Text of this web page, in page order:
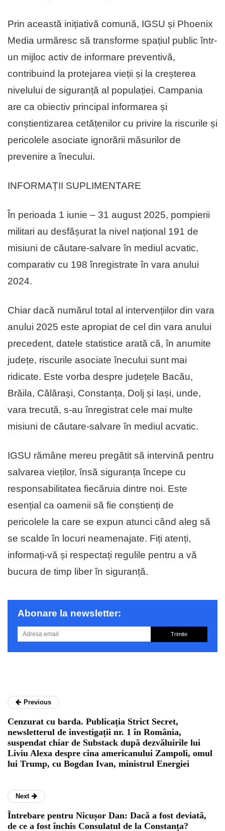
Prin această inițiativă comună, IGSU și Phoenix
Media urmăresc să transforme spațiul public într-
un mijloc activ de informare preventivă,
contribuind la protejarea vieții și la creșterea
nivelului de siguranță al populației. Campania
are ca obiectiv principal informarea și
conștientizarea cetățenilor cu privire la riscurile și
pericolele asociate ignorării măsurilor de
prevenire a înecului.
INFORMAȚII SUPLIMENTARE
În perioada 1 iunie – 31 august 2025, pompierii
militari au desfășurat la nivel național 191 de
misiuni de căutare-salvare în mediul acvatic,
comparativ cu 198 înregistrate în vara anului
2024.
Chiar dacă numărul total al intervențiilor din vara
anului 2025 este apropiat de cel din vara anului
precedent, datele statistice arată că, în anumite
județe, riscurile asociate înecului sunt mai
ridicate. Este vorba despre județele Bacău,
Brăila, Călărași, Constanța, Dolj și Iași, unde,
vara trecută, s-au înregistrat cele mai multe
misiuni de căutare-salvare în mediul acvatic.
IGSU rămâne mereu pregătit să intervină pentru
salvarea vieților, însă siguranța începe cu
responsabilitatea fiecăruia dintre noi. Este
esențial ca oamenii să fie conștienți de
pericolele la care se expun atunci când aleg să
se scalde în locuri neamenajate. Fiți atenți,
informați-vă și respectați regulile pentru a vă
bucura de timp liber în siguranță.
Abonare la newsletter:
Trimite
Previous
Cenzurat cu barda. Publicația Strict Secret,
newsletterul de investigații nr. 1 în România,
suspendat chiar de Substack după dezvăluirile lui
Liviu Alexa despre cina americanului Zampoli, omul
lui Trump, cu Bogdan Ivan, ministrul Energiei
Next
Întrebare pentru Nicușor Dan: Dacă a fost deviată,
de ce a fost închis Consulatul de la Constanța?